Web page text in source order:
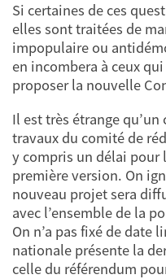
Si certaines de ces
elles sont traitées de
impopulaire ou
en incombera à ceux
proposer la nouvelle
Il est très étrange
travaux du comité de
y compris un délai pour
première version. On
nouveau projet sera
avec l’ensemble de la
On n’a pas fixé de date
nationale présente la
celle du référendum